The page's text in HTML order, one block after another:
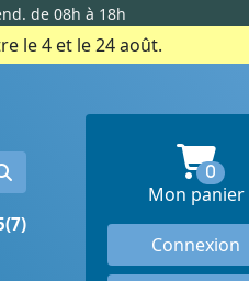
de 08h à 18h
le 4 et le 24 août.
(7)
0
Mon panier
Connexion